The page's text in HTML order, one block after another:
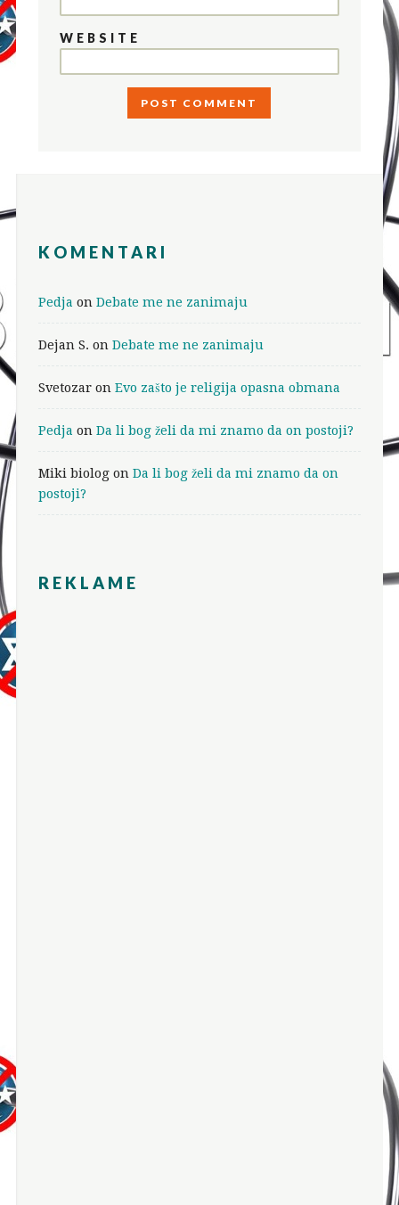
WEBSITE
KOMENTARI
Pedja on Debate me ne zanimaju
Dejan S. on Debate me ne zanimaju
Svetozaron Evo zašto je religija opasna obmana
Pedja on Da li bog želi da mi znamo da on postoji?
Miki biologon Da li bog želi da mi znamo da on
postoji?
REKLAME